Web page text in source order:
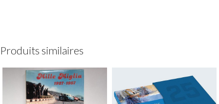
Produits similaires